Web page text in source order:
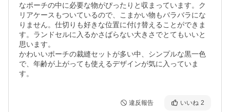
なポーチの中に必要な物がぴったりと収まっています。ク
リアケースもついているので、こまかい物もバラバラにな
りません。仕切りも好きな位置に付け替えることができま
す。ランドセルに入るかさばらない大きさでとてもいいと
思います。
かわいいポーチの裁縫セットが多い中、シンプルな黒一色
で、年齢が上がっても使えるデザインが気に入っていま
す。
違反報告 いいね 2